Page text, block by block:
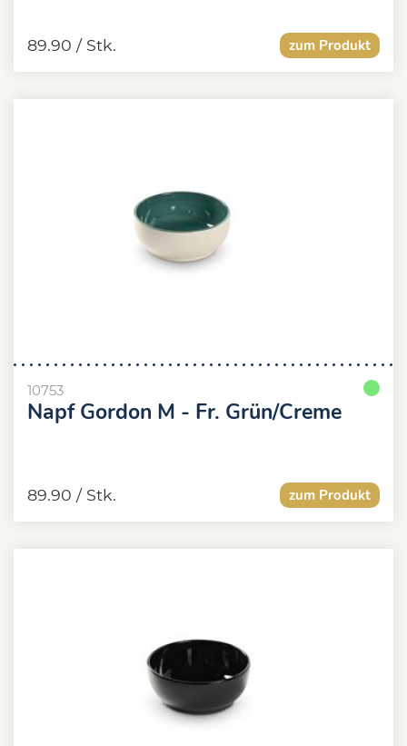
zum Produkt
89.90 / Stk.
10753
Napf Gordon M - Fr. Grün/Creme
zum Produkt
89.90 / Stk.